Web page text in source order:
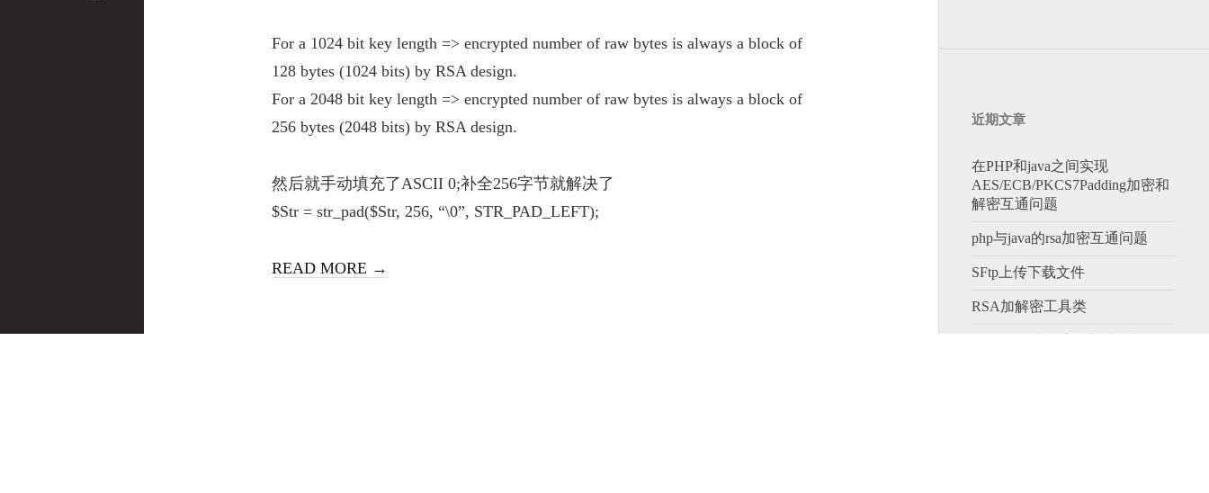
For a 1024 bit key length => encrypted number of raw bytes is always a block of
128 bytes (1024 bits) by RSA design.
For a 2048 bit key length => encrypted number of raw bytes is always a block of
256 bytes (2048 bits) by RSA design.
然后就手动填充了ASCII 0;补全256字节就解决了
$Str = str_pad($Str, 256, “\0”, STR_PAD_LEFT);
READ MORE →
近期文章
在PHP和java之间实现
AES/ECB/PKCS7Padding加密和
解密互通问题
php与java的rsa加密互通问题
SFtp上传下载文件
RSA加解密工具类